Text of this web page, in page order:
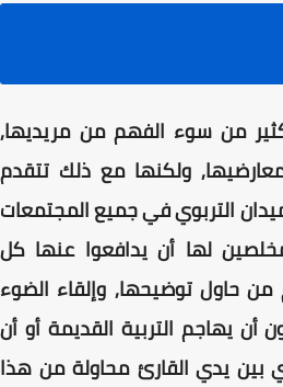
من سوء الفهم من مريديها,
ولكنها مع ذلك تتقدم
التربوي في جميع المجتمعات
لها أن يدافعوا عنها كل
حاول توضيحها, وإلقاء الضوء
يهاجم التربية القديمة أو أن
بين يدي القارئ محاولة من هذا